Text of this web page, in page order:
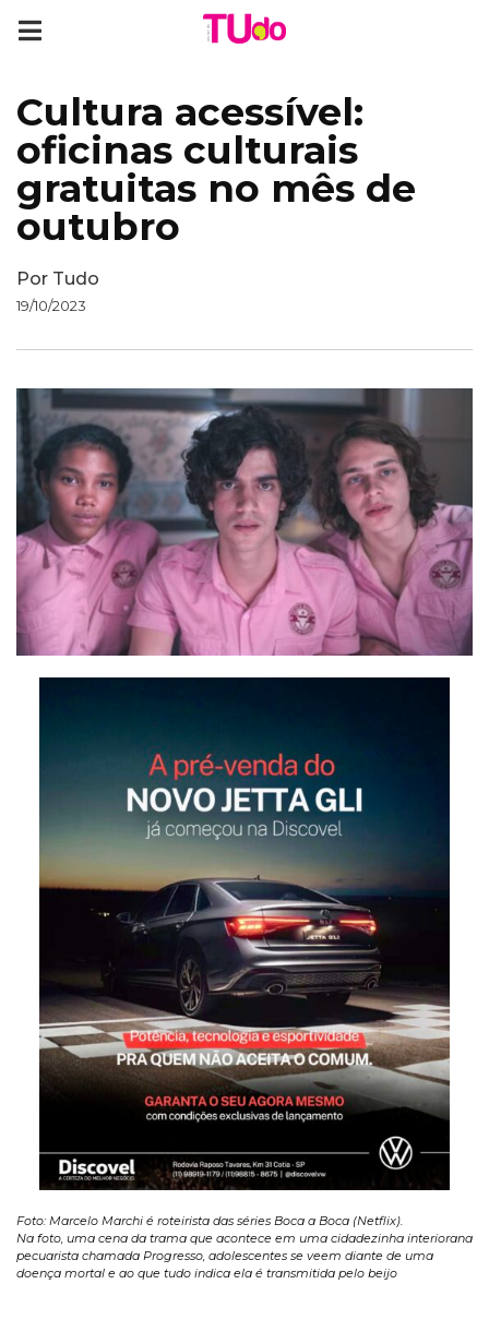
Cultura acessível:
oficinas culturais
gratuitas no mês de
outubro
Por Tudo
19/10/2023
Foto: Marcelo Marchi é roteirista das séries Boca a Boca (Netflix).
Na foto, uma cena da trama que acontece em uma cidadezinha interiorana
pecuarista chamada Progresso, adolescentes se veem diante de uma
doença mortal e ao que tudo indica ela é transmitida pelo beijo